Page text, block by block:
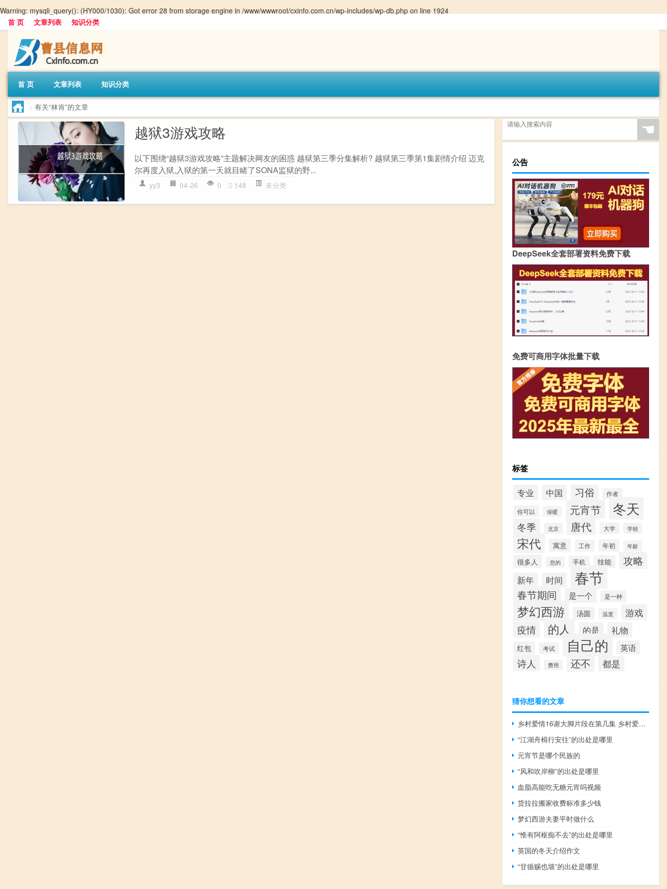
Warning: mysqli_query(): (HY000/1030): Got error 28 from storage engine in /www/wwwroot/cxinfo.com.cn/wp-includes/wp-db.php on line 1924
首 页
文章列表 知识分类
首 页 文章列表 知识分类
> 有关“林肯”的文章
越狱3游戏攻略
以下围绕“越狱3游戏攻略”主题解决网友的困惑 越狱第三季分集解析? 越狱第三季第1集剧情介绍 迈克
尔再度入狱,入狱的第一天就目睹了SONA监狱的野...
yy3 04-26 0 148 未分类
☚
公告
DeepSeek全套部署资料免费下载
免费可商用字体批量下载
标签
专业 中国 习俗 作者
你可以 保暖 元宵节 冬天
冬季 北京 唐代 大学 学校
宋代 寓意 工作 年初 年龄
很多人 您的 手机 技能 攻略
新年 时间 春节
春节期间 是一个 是一种
梦幻西游 汤圆 温度
游戏
疫情
的人 的是 礼物
红包 考试 自己的 英语
诗人 费用 还不 都是
猜你想看的文章
乡村爱情16谢大脚片段在第几集 乡村爱情16谢大脚换成谁了
“江湖舟楫行安往”的出处是哪里
元宵节是哪个民族的
“风和吹岸柳”的出处是哪里
血脂高能吃无糖元宵吗视频
货拉拉搬家收费标准多少钱
梦幻西游夫妻平时做什么
“惟有阿枢痴不去”的出处是哪里
英国的冬天介绍作文
“甘循赐也墙”的出处是哪里